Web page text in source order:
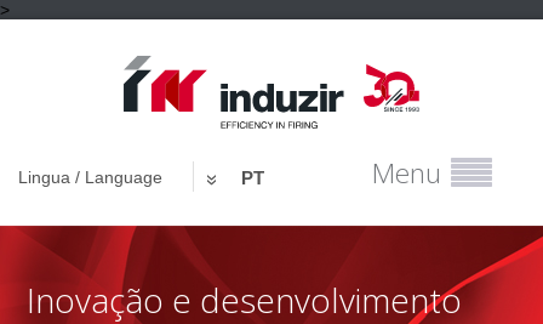
>
Lingua / Language PT Menu
Inovação e desenvolvimento